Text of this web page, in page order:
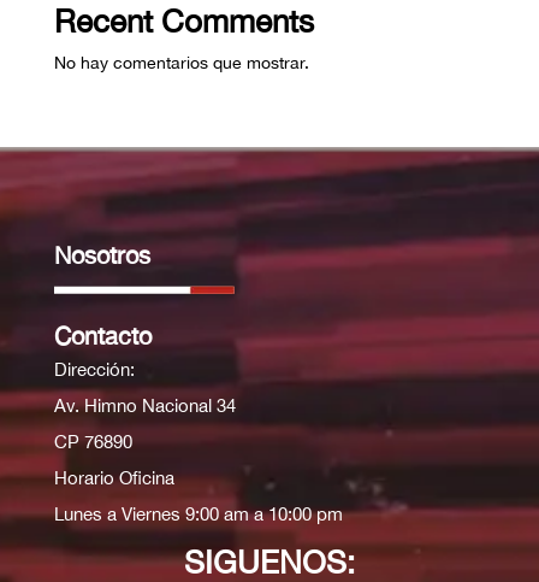
Recent Comments
No hay comentarios que mostrar.
Nosotros
Contacto
Dirección:
Av. Himno Nacional 34
CP 76890
Horario Oficina
Lunes a Viernes 9:00 am a 10:00 pm
SIGUENOS: